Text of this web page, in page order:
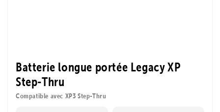
Batterie longue portée Legacy XP
Step-Thru
Compatible avec XP3 Step-Thru